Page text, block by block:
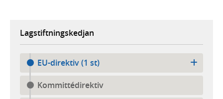
Lagstiftningskedjan
EU-direktiv (1 st)
Kommittédirektiv